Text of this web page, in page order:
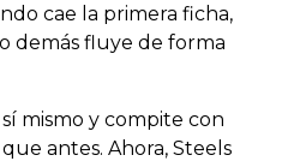
cae la primera ficha,
demás fluye de forma
mismo y compite con
antes. Ahora, Steels